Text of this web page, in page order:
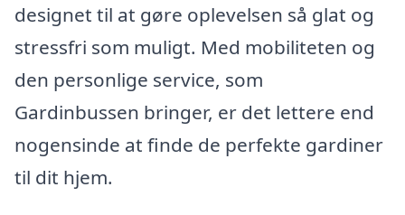
designet til at gøre oplevelsen så glat og
stressfri som muligt. Med mobiliteten og
den personlige service, som
Gardinbussen bringer, er det lettere end
nogensinde at finde de perfekte gardiner
til dit hjem.